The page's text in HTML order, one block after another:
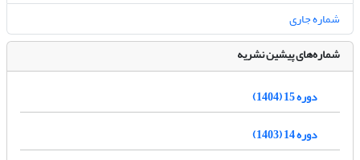
شماره جاری
شماره‌های پیشین نشریه
دوره 15 (1404)
دوره 14 (1403)